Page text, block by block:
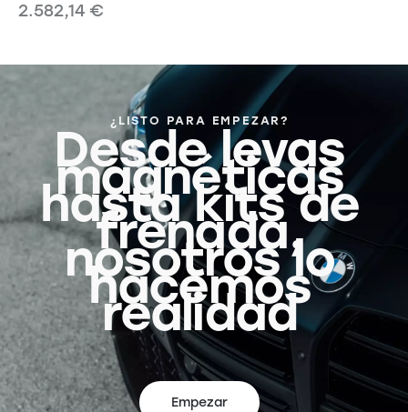
2.582,14 €
¿LISTO PARA EMPEZAR?
Desde levas
magnéticas
hasta kits de
frenada,
nosotros lo
hacemos
realidad
Empezar